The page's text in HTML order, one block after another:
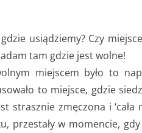
usiądziemy? Czy
tam gdzie jest wolne!
miejscem było to
to miejsce, gdzie
strasznie zmęczona i
przestały w momencie,